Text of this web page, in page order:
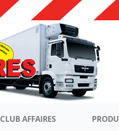
CLUB AFFAIRES